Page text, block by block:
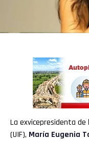
La exvicepresidenta de
(UIF), María Eugenia